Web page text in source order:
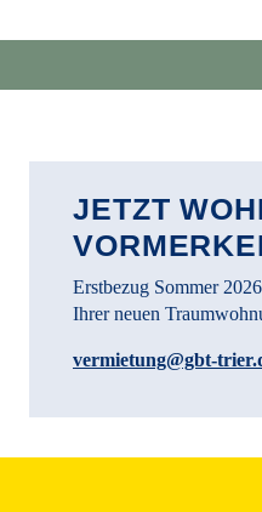
JETZT
Erstbezug Sommer
Ihrer neuen
vermietung@gbt-